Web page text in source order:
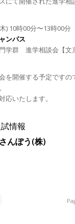
) 10時00分〜13時00分
ンパス
学群 進学相談会【文
を開催する予定ですの
応いたします。
情報
さんぽう(株)